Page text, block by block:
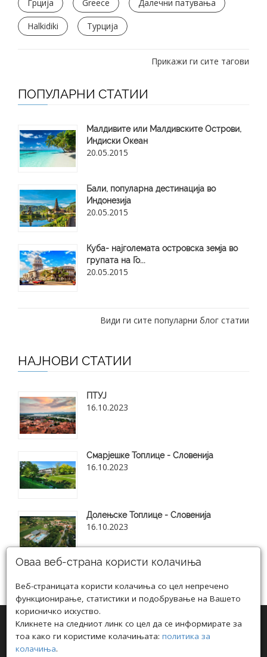
Грција Greece Далечни патувања
Halkidiki Турција
Прикажи ги сите тагови
ПОПУЛАРНИ СТАТИИ
Малдивите или Малдивските Острови,
Индиски Океан
20.05.2015
Бали, популарна дестинација во
Индонезија
20.05.2015
Куба- најголемата островска земја во
групата на Го...
20.05.2015
Види ги сите популарни блог статии
НАЈНОВИ СТАТИИ
ПТУЈ
16.10.2023
Смарјешке Топлице - Словенија
16.10.2023
Долењске Топлице - Словенија
16.10.2023
Види ги сите нови блог статии
Оваа веб-страна користи колачиња
Веб-страницата користи колачиња со цел непречено
функционирање, статистики и подобрување на Вашето
корисничко искуство.
Кликнете на следниот линк со цел да се информирате за
тоа како ги користиме колачињата: политика за
колачиња.